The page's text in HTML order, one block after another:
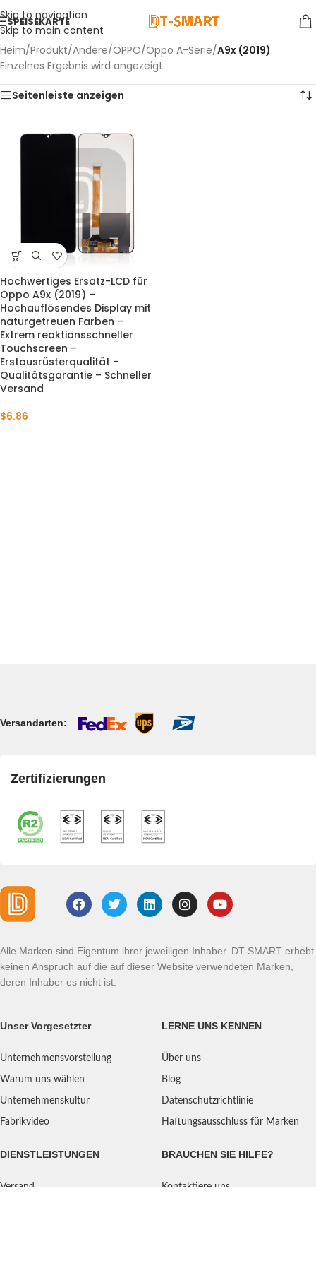
Skip to navigation
Skip to main content
SPEISEKARTE
Heim/Produkt/Andere/OPPO/Oppo A-Serie/A9x (2019)
Einzelnes Ergebnis wird angezeigt
Seitenleiste anzeigen
Hochwertiges Ersatz-LCD für
Oppo A9x (2019) –
Hochauflösendes Display mit
naturgetreuen Farben –
Extrem reaktionsschneller
Touchscreen –
Erstausrüsterqualität –
Qualitätsgarantie – Schneller
Versand
$6.86
Versandarten:
Zertifizierungen
Alle Marken sind Eigentum ihrer jeweiligen Inhaber. DT-SMART erhebt
keinen Anspruch auf die auf dieser Website verwendeten Marken,
deren Inhaber es nicht ist.
Unser Vorgesetzter
Unternehmensvorstellung
Warum uns wählen
Unternehmenskultur
Fabrikvideo
LERNE UNS KENNEN
Über uns
Blog
Datenschutzrichtlinie
Haftungsausschluss für Marken
DIENSTLEISTUNGEN
Versand
BRAUCHEN SIE HILFE?
Kontaktiere uns